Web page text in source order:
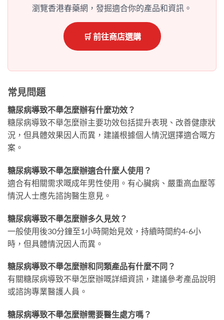
瀏覽香港春藥網，發掘適合你的產品和資訊。
🛒 前往商店選購
常見問題
糖尿病導致不舉怎麼辦有什麼功效？
糖尿病導致不舉怎麼辦主要功效包括提升表現、改善健康狀
況，但具體效果因人而異，建議根據個人情況選擇適合嘅方
案。
糖尿病導致不舉怎麼辦適合什麼人使用？
適合有相關需求嘅成年男性使用。有心臟病、嚴重高血壓等
情況人士應先諮詢醫生意見。
糖尿病導致不舉怎麼辦多久見效？
一般使用後30分鐘至1小時開始見效，持續時間約4-6小
時，但具體情況因人而異。
糖尿病導致不舉怎麼辦和同類產品有什麼不同？
有關糖尿病導致不舉怎麼辦嘅詳細資訊，建議參考產品說明
或諮詢專業醫護人員。
糖尿病導致不舉怎麼辦需要醫生處方嗎？